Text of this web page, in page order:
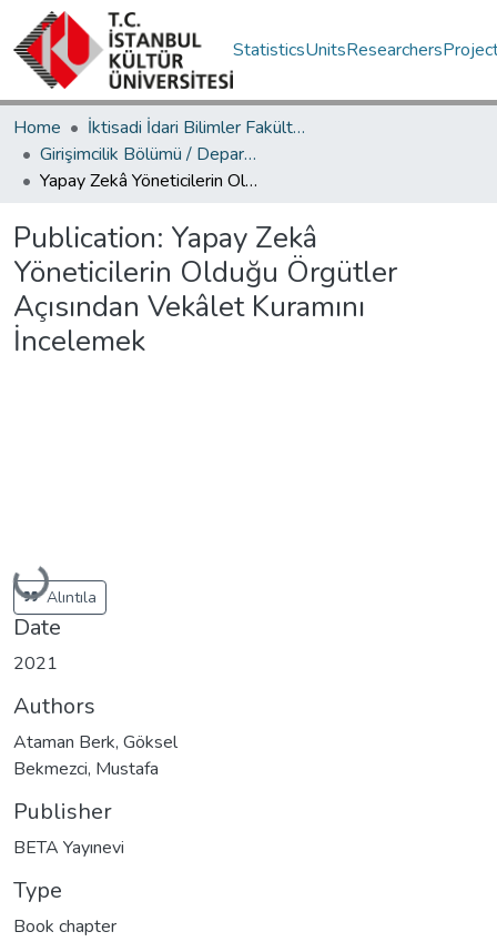
StatisticsUnitsResearchers
Home
İktisadi İdari Bilimler Fakültesi / Faculty of Economics and Administrative Sciences
Girişimcilik Bölümü / Department of Entrepreneurship
Yapay Zekâ Yöneticilerin Olduğu Örgütler Açısından Vekâlet Kuramını İncelemek
Publication: Yapay Zekâ
Yöneticilerin Olduğu Örgütler
Açısından Vekâlet Kuramını
İncelemek
Loading...
Alıntıla
Date
2021
Authors
Ataman Berk, Göksel
Bekmezci, Mustafa
Publisher
BETA Yayınevi
Type
Book chapter